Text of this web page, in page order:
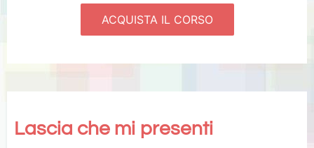
ACQUISTA IL CORSO
Lascia che mi presenti